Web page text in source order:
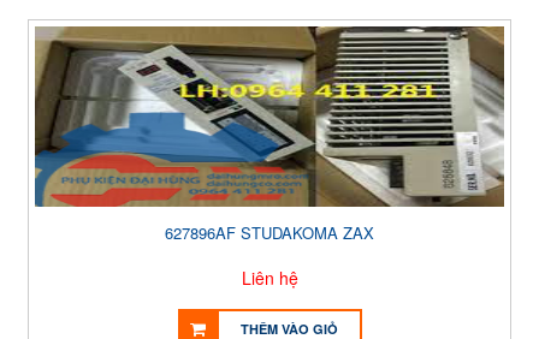
627896AF STUDAKOMA ZAX
Liên hệ
THÊM VÀO GIỎ